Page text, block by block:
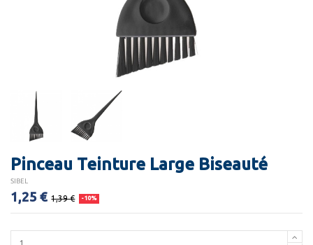
Pinceau Teinture Large Biseauté
SIBEL
1,25 € 1,39 € -10%